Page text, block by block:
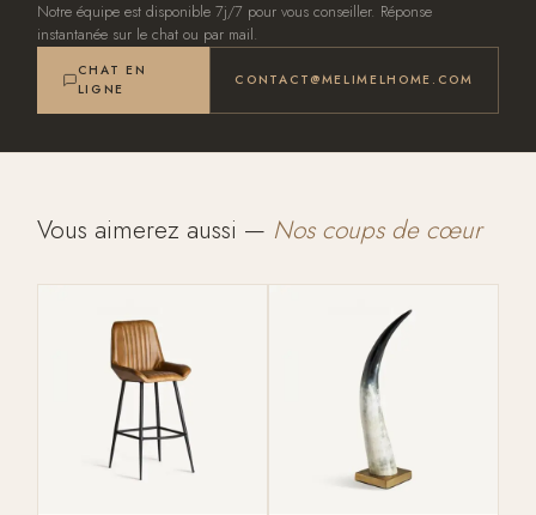
Notre équipe est disponible 7j/7 pour vous conseiller. Réponse
instantanée sur le chat ou par mail.
CHAT EN
LIGNE
CONTACT@MELIMELHOME.COM
Vous aimerez aussi — Nos coups de cœur